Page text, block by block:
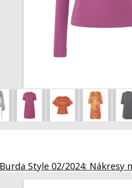
Burda Style 02/2024: Nákresy